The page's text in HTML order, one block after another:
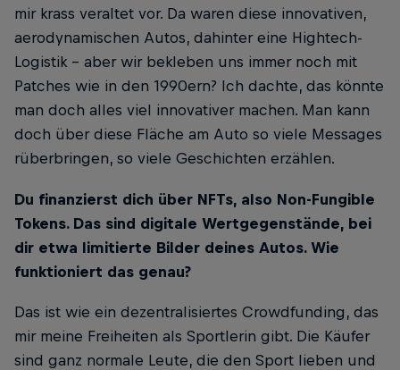
mir krass veraltet vor. Da waren diese innovativen,
aerodynamischen Autos, dahinter eine Hightech-
Logistik – aber wir bekleben uns immer noch mit
Patches wie in den 1990ern? Ich dachte, das könnte
man doch alles viel innovativer machen. Man kann
doch über diese Fläche am Auto so viele Messages
rüberbringen, so viele Geschichten erzählen.
Du finanzierst dich über NFTs, also Non-Fungible
Tokens. Das sind digitale Wertgegenstände, bei
dir etwa limitierte Bilder deines Autos. Wie
funktioniert das genau?
Das ist wie ein dezentralisiertes Crowdfunding, das
mir meine Freiheiten als Sportlerin gibt. Die Käufer
sind ganz normale Leute, die den Sport lieben und